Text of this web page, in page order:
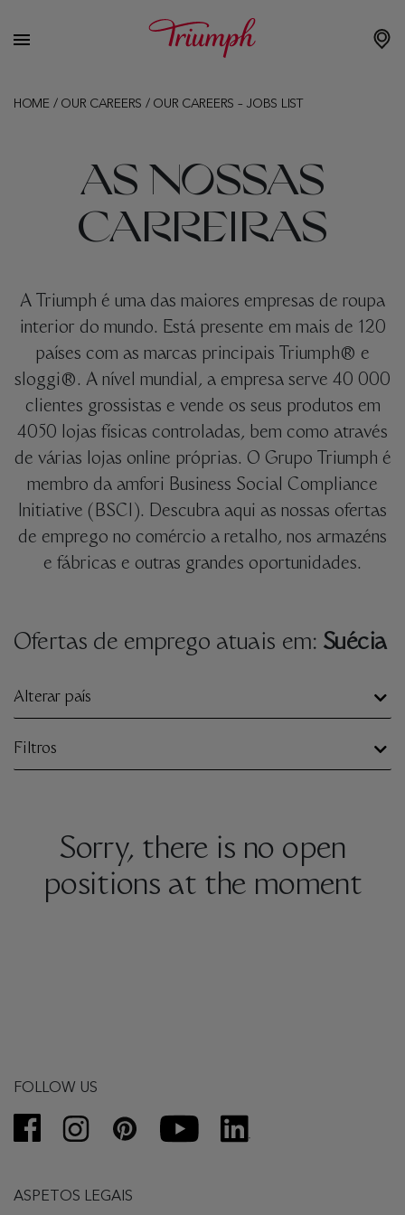
HOME/ OUR CAREERS / OUR CAREERS – JOBS LIST
AS NOSSAS
CARREIRAS
A Triumph é uma das maiores empresas de roupa
interior do mundo. Está presente em mais de 120
países com as marcas principais Triumph® e
sloggi®. A nível mundial, a empresa serve 40 000
clientes grossistas e vende os seus produtos em
4050 lojas físicas controladas, bem como através
de várias lojas online próprias. O Grupo Triumph é
membro da amfori Business Social Compliance
Initiative (BSCI). Descubra aqui as nossas ofertas
de emprego no comércio a retalho, nos armazéns
e fábricas e outras grandes oportunidades.
Ofertas de emprego atuais em: Suécia
Alterar país
Filtros
Sorry, there is no open
positions at the moment
FOLLOW US
ASPETOS LEGAIS